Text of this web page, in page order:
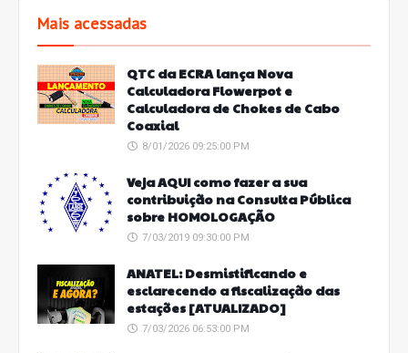
Mais acessadas
QTC da ECRA lança Nova
Calculadora Flowerpot e
Calculadora de Chokes de Cabo
Coaxial
8/01/2026 09:25:00 PM
Veja AQUI como fazer a sua
contribuição na Consulta Pública
sobre HOMOLOGAÇÃO
7/03/2019 09:30:00 PM
ANATEL: Desmistificando e
esclarecendo a fiscalização das
estações [ATUALIZADO]
7/03/2026 06:53:00 PM